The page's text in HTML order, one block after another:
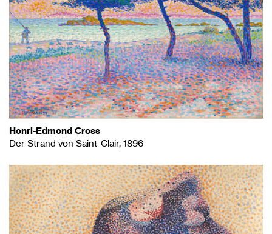
Henri-Edmond Cross
Der Strand von Saint-Clair, 1896